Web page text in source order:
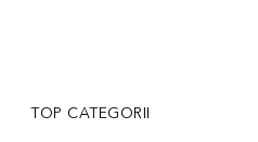
TOP CATEGORII